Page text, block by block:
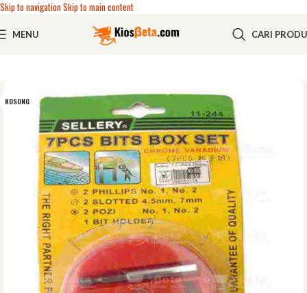
Skip to navigationSkip to main content
MENU CARI
KOSONG